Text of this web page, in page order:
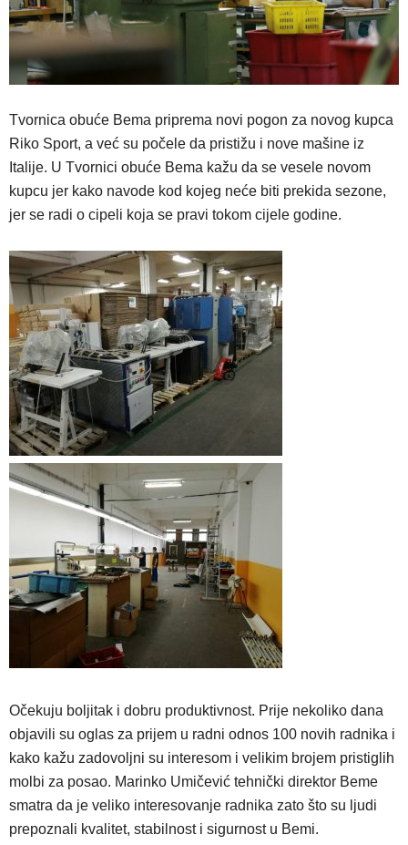
Tvornica obuće Bema priprema novi pogon za novog kupca
Riko Sport, a već su počele da pristižu i nove mašine iz
Italije. U Tvornici obuće Bema kažu da se vesele novom
kupcu jer kako navode kod kojeg neće biti prekida sezone,
jer se radi o cipeli koja se pravi tokom cijele godine.
Očekuju boljitak i dobru produktivnost. Prije nekoliko dana
objavili su oglas za prijem u radni odnos 100 novih radnika i
kako kažu zadovoljni su interesom i velikim brojem pristiglih
molbi za posao. Marinko Umičević tehnički direktor Beme
smatra da je veliko interesovanje radnika zato što su ljudi
prepoznali kvalitet, stabilnost i sigurnost u Bemi.